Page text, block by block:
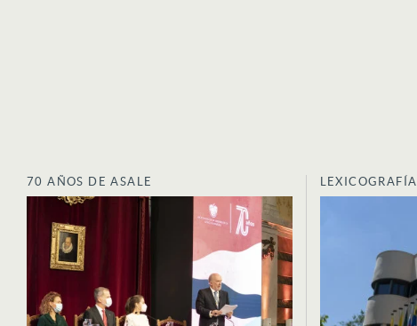
70 AÑOS DE ASALE LEXICOGRAFÍA